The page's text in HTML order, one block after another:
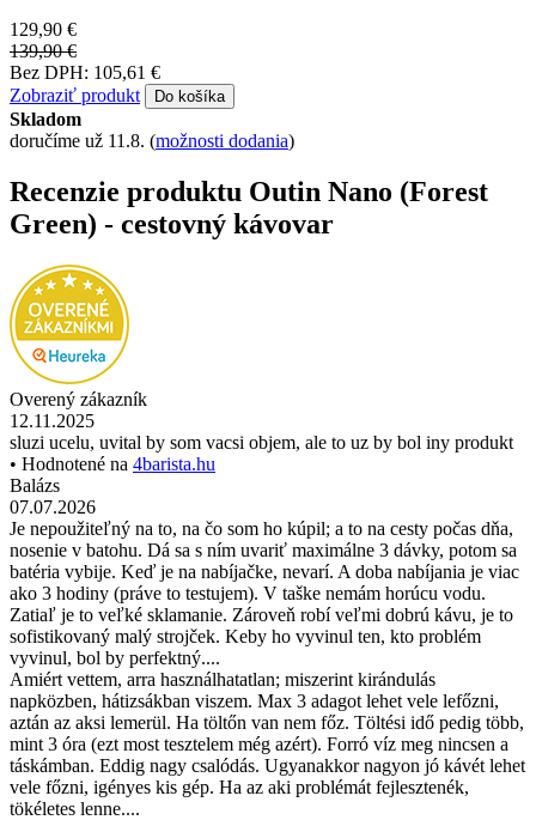
129,90 €
139,90 €
Bez DPH: 105,61 €
Zobraziť produkt
Do košíka
Skladom
doručíme už 11.8. (možnosti dodania)
Recenzie produktu Outin Nano (Forest
Green) - cestovný kávovar
Overený zákazník
12.11.2025
sluzi ucelu, uvital by som vacsi objem, ale to uz by bol iny produkt
• Hodnotené na 4barista.hu
Balázs
07.07.2026
Je nepoužiteľný na to, na čo som ho kúpil; a to na cesty počas dňa,
nosenie v batohu. Dá sa s ním uvariť maximálne 3 dávky, potom sa
batéria vybije. Keď je na nabíjačke, nevarí. A doba nabíjania je viac
ako 3 hodiny (práve to testujem). V taške nemám horúcu vodu.
Zatiaľ je to veľké sklamanie. Zároveň robí veľmi dobrú kávu, je to
sofistikovaný malý strojček. Keby ho vyvinul ten, kto problém
vyvinul, bol by perfektný....
Amiért vettem, arra használhatatlan; miszerint kirándulás
napközben, hátizsákban viszem. Max 3 adagot lehet vele lefőzni,
aztán az aksi lemerül. Ha töltőn van nem főz. Töltési idő pedig több,
mint 3 óra (ezt most tesztelem még azért). Forró víz meg nincsen a
táskámban. Eddig nagy csalódás. Ugyanakkor nagyon jó kávét lehet
vele főzni, igényes kis gép. Ha az aki problémát fejlesztenék,
tökéletes lenne....